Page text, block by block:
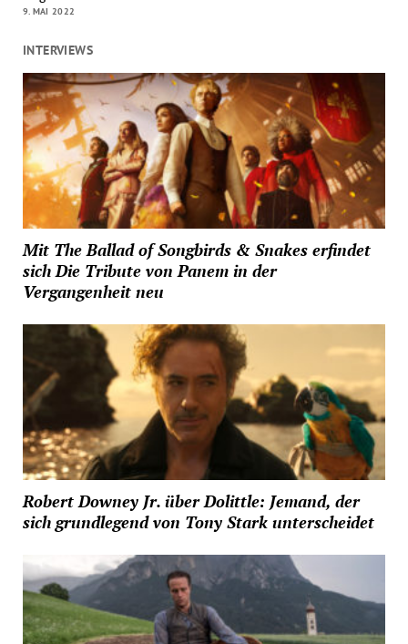
9. MAI 2022
INTERVIEWS
Mit The Ballad of Songbirds & Snakes erfindet
sich Die Tribute von Panem in der
Vergangenheit neu
Robert Downey Jr. über Dolittle: Jemand, der
sich grundlegend von Tony Stark unterscheidet